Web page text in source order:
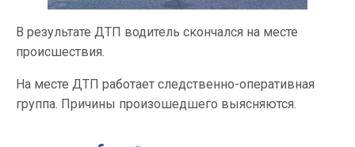
В результате ДТП водитель скончался на месте
происшествия.
На месте ДТП работает следственно-оперативная
группа. Причины произошедшего выясняются.